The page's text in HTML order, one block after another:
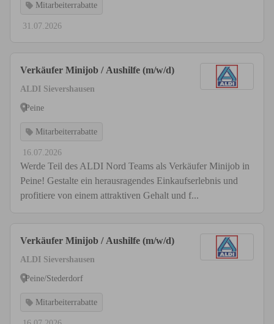
Mitarbeiterrabatte
31.07.2026
Verkäufer Minijob / Aushilfe (m/w/d)
ALDI Sievershausen
Peine
Mitarbeiterrabatte
16.07.2026
Werde Teil des ALDI Nord Teams als Verkäufer Minijob in
Peine! Gestalte ein herausragendes Einkaufserlebnis und
profitiere von einem attraktiven Gehalt und f...
Verkäufer Minijob / Aushilfe (m/w/d)
ALDI Sievershausen
Peine/Stederdorf
Mitarbeiterrabatte